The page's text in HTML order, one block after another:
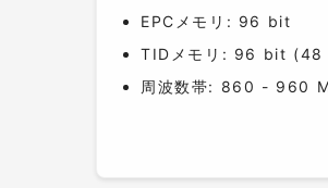
EPCメモリ: 96 bit
TIDメモリ: 96 bit (48
周波数帯: 860 - 960